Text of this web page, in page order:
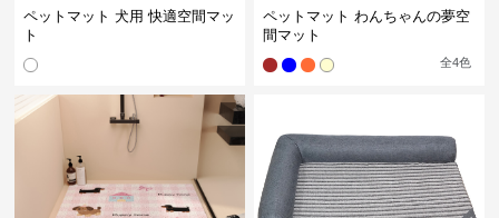
ペットマット 犬用 快適空間マッ
ト
ペットマット わんちゃんの夢空
間マット
全4色